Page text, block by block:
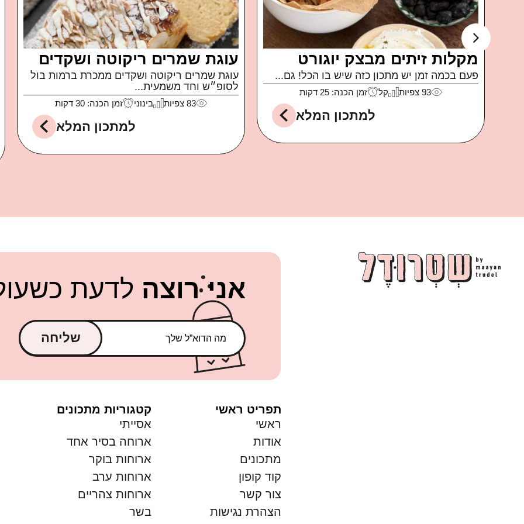
קוביות בייגל
קבלו מתכון חלום לאירוח או סתם לארוחת ערב
או לקופסאות...
למתכון המלא
פטה מטוגנת
איך קרה שאכלתי חבילה שלמה של פטה כבשים
של משק...
99צפיות קל זמן הכנה: 10 דקות
למתכון המלא
אני רוצה לדעת
שליחה
תפריט ראשי
ראשי
אודות
מתכונים
קוד קופון
צור קשר
הצהרת נגישות
קטגוריות מתכונים
אסייתי
ארוחה בסיר אחד
ארוחות בוקר
ארוחות ערב
ארוחות צהריים
בשר